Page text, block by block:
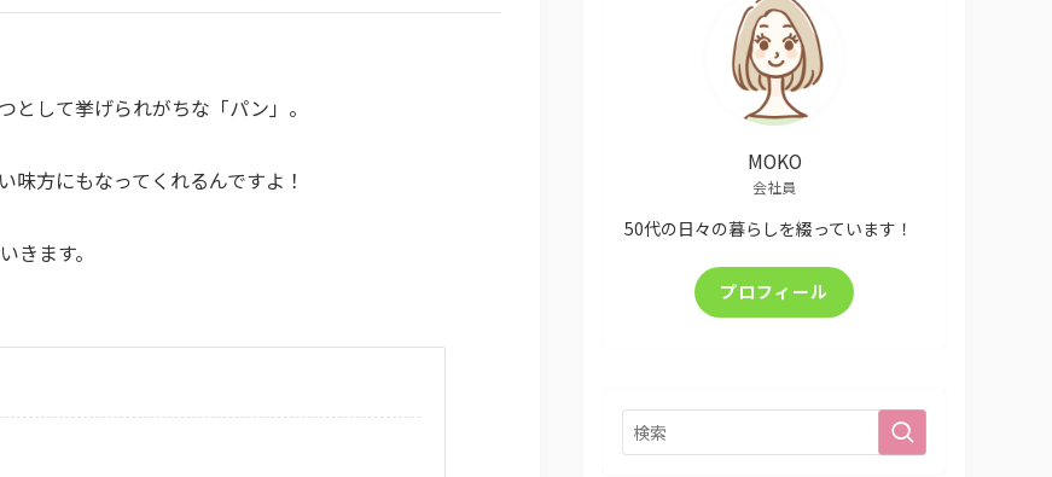
して挙げられがちな「パン」。
方にもなってくれるんですよ！
きます。
MOKO
会社員
50代の日々の暮らしを綴っています！
プロフィール